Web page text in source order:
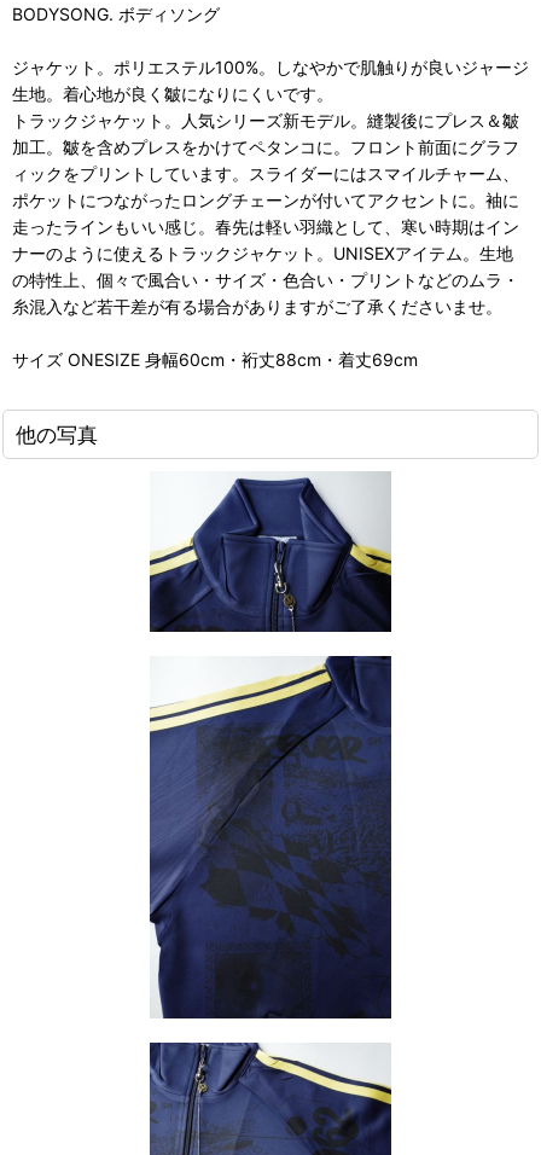
BODYSONG. ボディソング
ジャケット。ポリエステル100%。しなやかで肌触りが良いジャージ
生地。着心地が良く皺になりにくいです。
トラックジャケット。人気シリーズ新モデル。縫製後にプレス＆皺
加工。皺を含めプレスをかけてペタンコに。フロント前面にグラフ
ィックをプリントしています。スライダーにはスマイルチャーム、
ポケットにつながったロングチェーンが付いてアクセントに。袖に
走ったラインもいい感じ。春先は軽い羽織として、寒い時期はイン
ナーのように使えるトラックジャケット。UNISEXアイテム。生地
の特性上、個々で風合い・サイズ・色合い・プリントなどのムラ・
糸混入など若干差が有る場合がありますがご了承くださいませ。
サイズ ONESIZE 身幅60cm・裄丈88cm・着丈69cm
他の写真